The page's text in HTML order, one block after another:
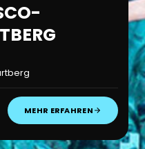
MEHR ERFAHREN